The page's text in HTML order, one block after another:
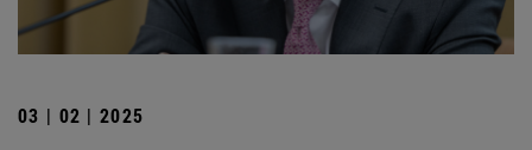
03 | 02 | 2025